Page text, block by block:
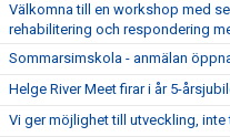
Välkomna till en workshop med
rehabilitering och respondering
Sommarsimskola - anmälan
Helge River Meet firar i år 5-
Vi ger möjlighet till utveckling,